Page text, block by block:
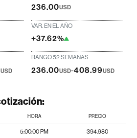
236.00USD
VAR. EN EL AÑO
+37.62%
USD
RANGO 52 SEMANAS
236.00USD-408.99USD
HORA PRECIO
5:00:00 PM 394.980